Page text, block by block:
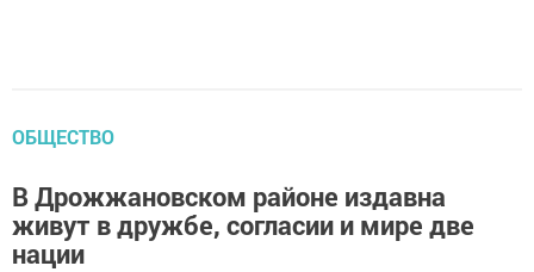
ОБЩЕСТВО
В Дрожжановском районе издавна
живут в дружбе, согласии и мире две
нации